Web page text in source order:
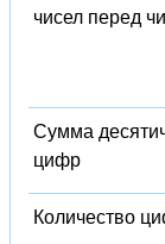
чисел перед
Сумма
цифр
Количество